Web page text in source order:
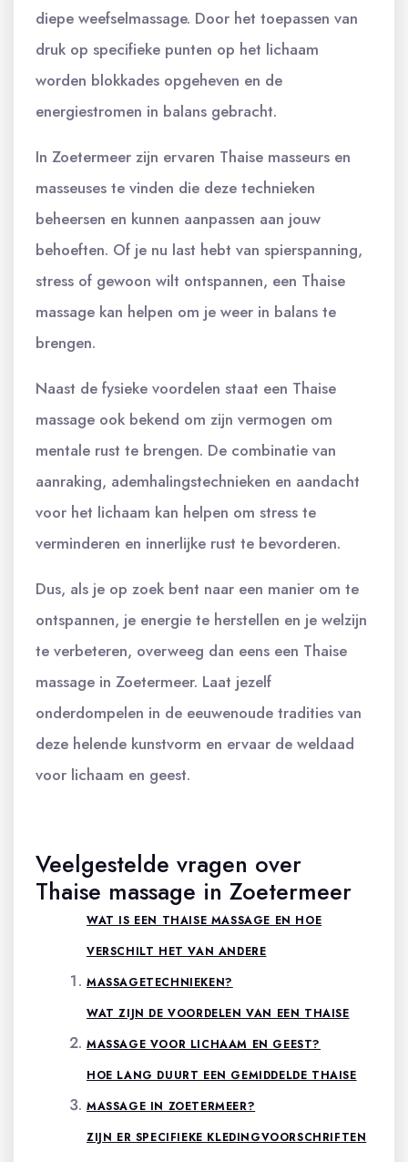
diepe weefselmassage. Door het toepassen van
druk op specifieke punten op het lichaam
worden blokkades opgeheven en de
energiestromen in balans gebracht.
In Zoetermeer zijn ervaren Thaise masseurs en
masseuses te vinden die deze technieken
beheersen en kunnen aanpassen aan jouw
behoeften. Of je nu last hebt van spierspanning,
stress of gewoon wilt ontspannen, een Thaise
massage kan helpen om je weer in balans te
brengen.
Naast de fysieke voordelen staat een Thaise
massage ook bekend om zijn vermogen om
mentale rust te brengen. De combinatie van
aanraking, ademhalingstechnieken en aandacht
voor het lichaam kan helpen om stress te
verminderen en innerlijke rust te bevorderen.
Dus, als je op zoek bent naar een manier om te
ontspannen, je energie te herstellen en je welzijn
te verbeteren, overweeg dan eens een Thaise
massage in Zoetermeer. Laat jezelf
onderdompelen in de eeuwenoude tradities van
deze helende kunstvorm en ervaar de weldaad
voor lichaam en geest.
Veelgestelde vragen over
Thaise massage in Zoetermeer
WAT IS EEN THAISE MASSAGE EN HOE
VERSCHILT HET VAN ANDERE
MASSAGETECHNIEKEN?
WAT ZIJN DE VOORDELEN VAN EEN THAISE
MASSAGE VOOR LICHAAM EN GEEST?
HOE LANG DUURT EEN GEMIDDELDE THAISE
MASSAGE IN ZOETERMEER?
ZIJN ER SPECIFIEKE KLEDINGVOORSCHRIFTEN